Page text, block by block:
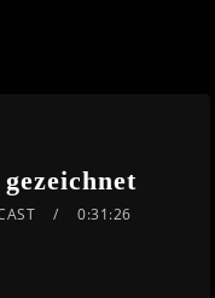
0:31:26